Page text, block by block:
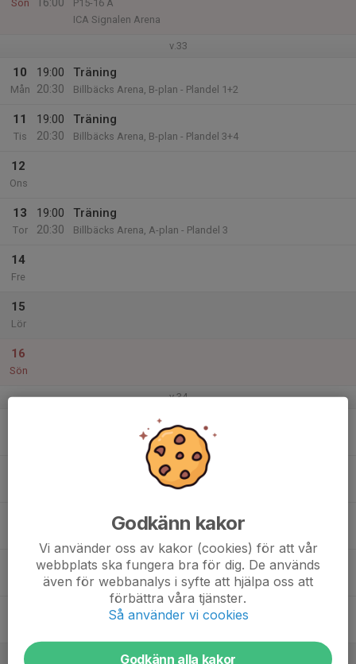
Sön
P15-16 A
ICA Signalen Arena
v.33
10
Mån
19:00
20:30
Träning
Billbäcks Arena, B-plan - Plandel 1+2
11
Tis
19:00
20:30
Träning
Billbäcks Arena, B-plan - Plandel 3+4
12
Ons
13
Tor
19:00
20:30
Träning
Billbäcks Arena, A-plan - Plandel 3
14
Fre
15
Lör
16
Sön
v.34
Billbäcks Arena, B-plan - Plandel 1+2
Billbäcks Arena, B-plan - Plandel 3+4
19:00
20:30
Träning
Billbäcks Arena, A-plan - Plandel 3
22
Godkänn kakor
Vi använder oss av kakor (cookies) för att vår
webbplats ska fungera bra för dig. De används
även för webbanalys i syfte att hjälpa oss att
förbättra våra tjänster.
Så använder vi cookies
Godkänn alla kakor